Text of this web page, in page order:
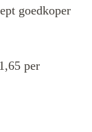
goedkoper
per